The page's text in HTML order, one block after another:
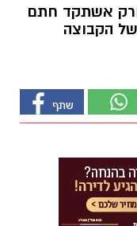
אשתקד חתם
הקבוצה